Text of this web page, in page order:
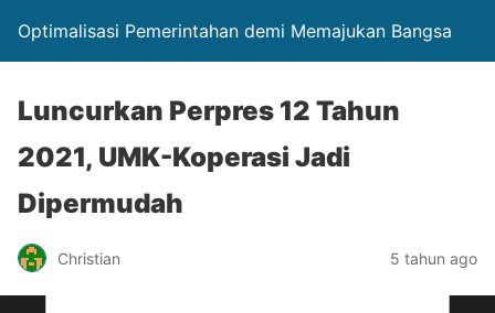
Optimalisasi Pemerintahan demi Memajukan Bangsa
Luncurkan Perpres 12 Tahun
2021, UMK-Koperasi Jadi
Dipermudah
Christian 5 tahun ago